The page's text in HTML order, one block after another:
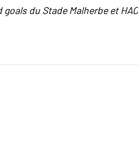
du Stade Malherbe et